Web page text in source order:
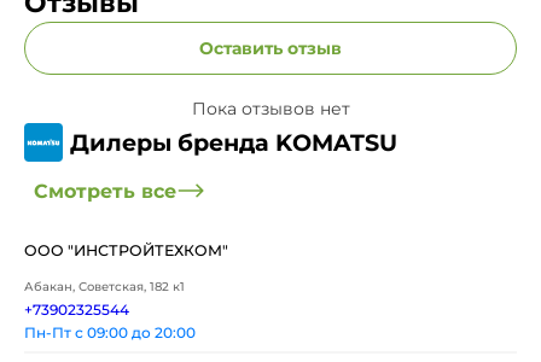
Оставить отзыв
Пока отзывов нет
Дилеры бренда KOMATSU
Смотреть все
ООО "ИНСТРОЙТЕХКОМ"
Абакан, Советская, 182 к1
+73902325544
Пн-Пт с 09:00 до 20:00